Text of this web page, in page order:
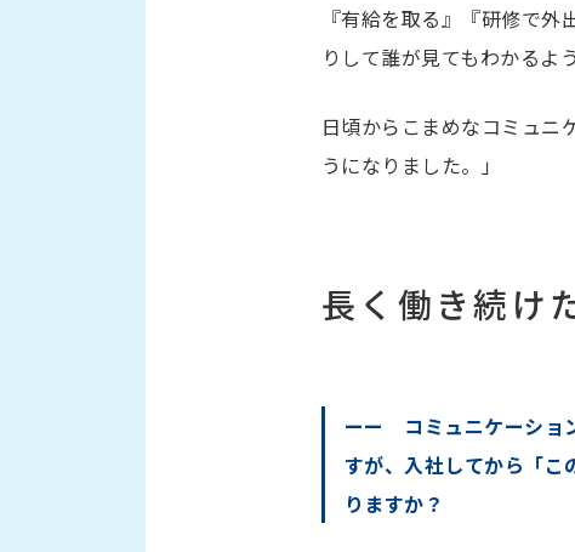
『有給を取る』『研修で
りして誰が見てもわかるよ
日頃からこまめなコミュニ
うになりました。」
長く働き続け
ーー コミュニケーショ
すが、入社してから「こ
りますか？